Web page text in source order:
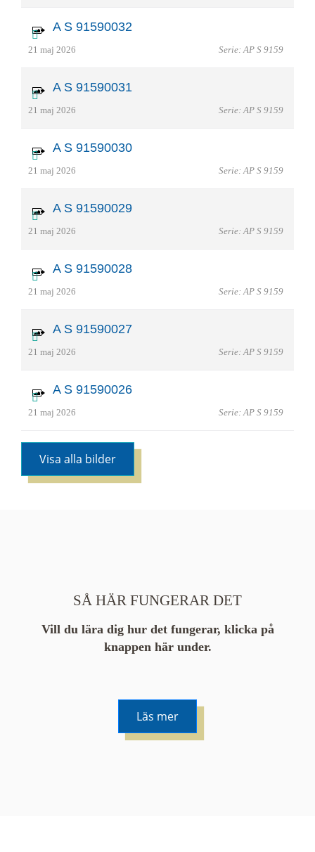
A S 91590032
21 maj 2026 Serie: AP S 9159
A S 91590031
21 maj 2026 Serie: AP S 9159
A S 91590030
21 maj 2026 Serie: AP S 9159
A S 91590029
21 maj 2026 Serie: AP S 9159
A S 91590028
21 maj 2026 Serie: AP S 9159
A S 91590027
21 maj 2026 Serie: AP S 9159
A S 91590026
21 maj 2026 Serie: AP S 9159
Visa alla bilder
SÅ HÄR FUNGERAR DET
Vill du lära dig hur det fungerar, klicka på
knappen här under.
Läs mer